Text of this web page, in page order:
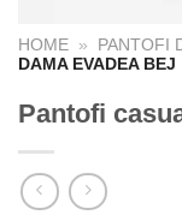
HOME » PANTOFI
DAMA EVADEA BEJ
Pantofi